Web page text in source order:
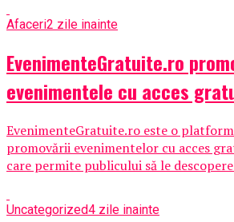
Afaceri2 zile inainte
EvenimenteGratuite.ro
evenimentele cu acces
EvenimenteGratuite.ro este o
promovării evenimentelor cu acces
care permite publicului să le
Uncategorized4 zile inainte